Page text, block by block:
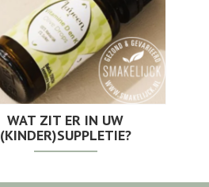
WAT ZIT ER IN UW
(KINDER)SUPPLETIE?